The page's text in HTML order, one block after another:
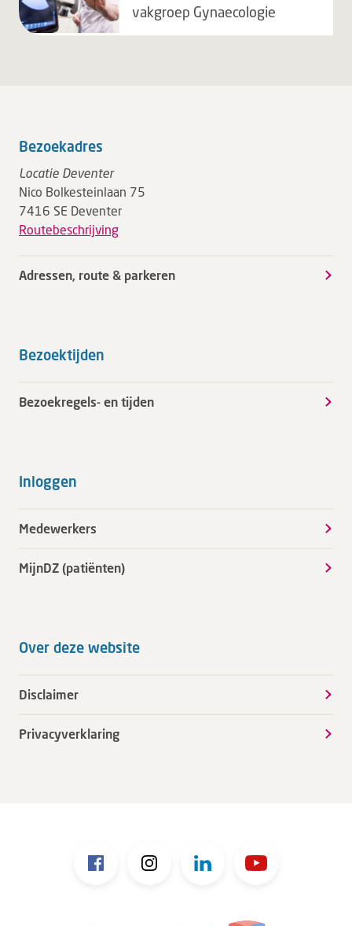
vakgroep Gynaecologie
Bezoekadres
Locatie Deventer
Nico Bolkesteinlaan 75
7416 SE Deventer
Routebeschrijving
Adressen, route & parkeren
Bezoektijden
Bezoekregels- en tijden
Inloggen
Medewerkers
MijnDZ (patiënten)
Over deze website
Disclaimer
Privacyverklaring